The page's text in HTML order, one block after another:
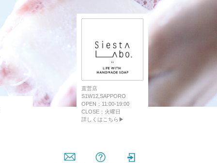
直営店
S1W12,SAPPORO
OPEN：11:00-19:00
CLOSE：火曜日
詳しくはこちら▶